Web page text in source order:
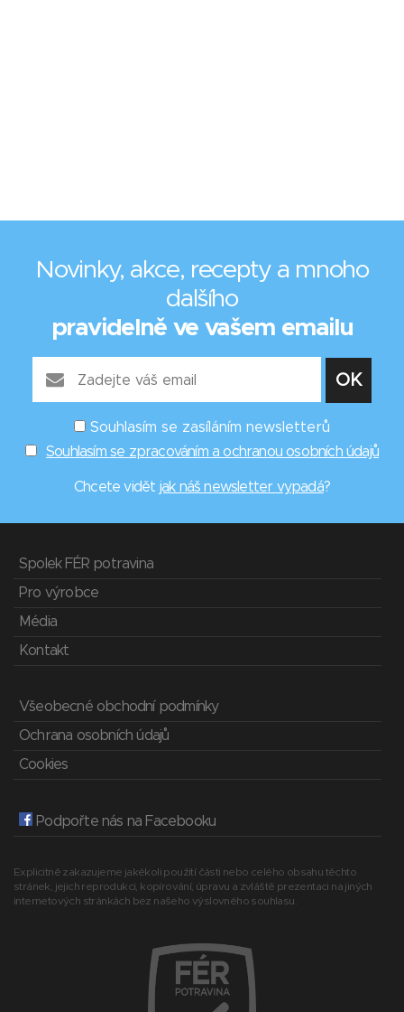
Novinky, akce, recepty a mnoho
dalšího
pravidelně ve vašem emailu
Souhlasím se zasíláním newsletterů
Souhlasím se zpracováním a ochranou osobních údajů
Chcete vidět jak náš newsletter vypadá?
Spolek FÉR potravina
Pro výrobce
Média
Kontakt
Všeobecné obchodní podmínky
Ochrana osobních údajů
Cookies
Podpořte nás na Facebooku
Explicitně zakazujeme jakékoli použití části nebo celého obsahu těchto
stránek, jejich reprodukci, kopírování, úpravu a zvláště prezentaci na jiných
internetových stránkách bez našeho výslovného souhlasu.